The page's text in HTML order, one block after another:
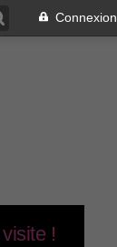
Connexion
!